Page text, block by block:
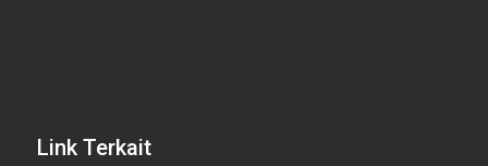
Link Terkait